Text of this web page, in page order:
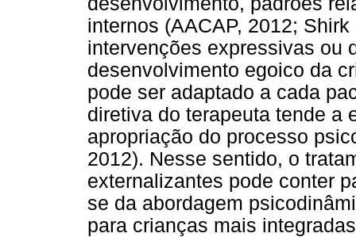
internos (AACAP, 2012;
intervenções expressivas ou
desenvolvimento egoico da
pode ser adaptado a cada
diretiva do terapeuta tende a
apropriação do processo
2012). Nesse sentido, o
externalizantes pode conter
se da abordagem
para crianças mais